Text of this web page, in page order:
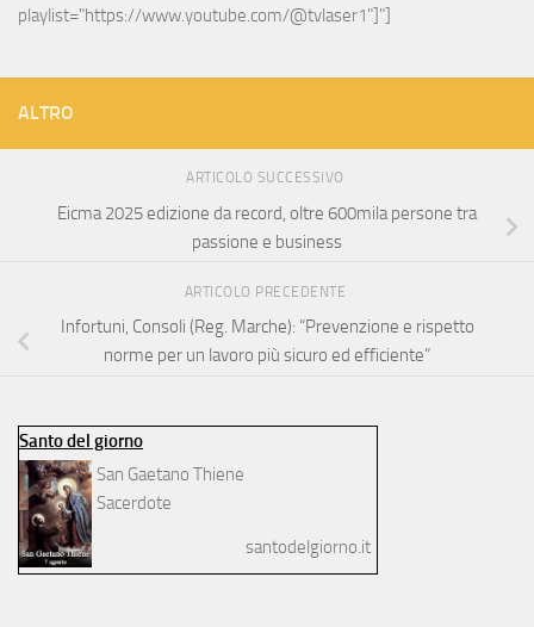
playlist="https://www.youtube.com/@tvlaser1"]"]
ALTRO
ARTICOLO SUCCESSIVO
Eicma 2025 edizione da record, oltre 600mila persone tra
passione e business
ARTICOLO PRECEDENTE
Infortuni, Consoli (Reg. Marche): “Prevenzione e rispetto
norme per un lavoro più sicuro ed efficiente”
Santo del giorno
San Gaetano Thiene
Sacerdote
santodelgiorno.it